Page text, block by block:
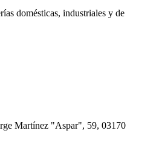
domésticas, industriales y de
Martínez "Aspar", 59, 03170